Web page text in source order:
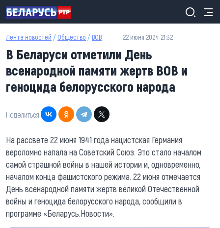
Перейти к основному содержанию
Лента новостей / Общество / ВОВ 22 июня 2024 21:32
В Беларуси отметили День
всенародной памяти жертв ВОВ и
геноцида белорусского народа
Поделиться:
На рассвете 22 июня 1941 года нацистская Германия
вероломно напала на Советский Союз. Это стало началом
самой страшной войны в нашей истории и, одновременно,
началом конца фашистского режима. 22 июня отмечается
День всенародной памяти жертв великой Отечественной
войны и геноцида белорусского народа, сообщили в
программе «Беларусь.Новости».